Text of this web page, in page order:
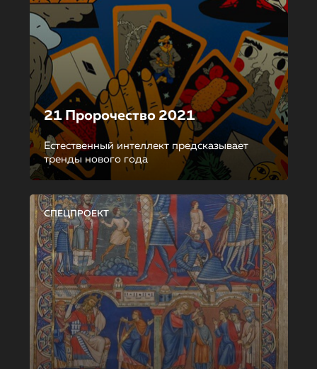
21 Пророчество 2021
Естественный интеллект предсказывает
тренды нового года
СПЕЦПРОЕКТ